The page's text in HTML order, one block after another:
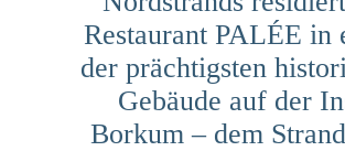
Restaurant PALÉE in
der prächtigsten
Gebäude auf der
Borkum – dem